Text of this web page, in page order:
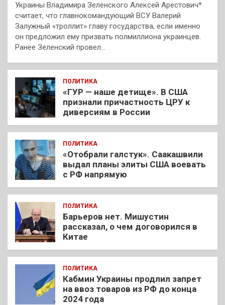
Украины Владимира Зеленского Алексей Арестович*
считает, что главнокомандующий ВСУ Валерий
Залужный «троллит» главу государства, если именно
он предложил ему призвать полмиллиона украинцев.
Ранее Зеленский провел…
ПОЛИТИКА
«ГУР — наше детище». В США
признали причастность ЦРУ к
диверсиям в России
ПОЛИТИКА
«Отобрали галстук». Саакашвили
выдал планы элиты США воевать
с РФ напрямую
ПОЛИТИКА
Барьеров нет. Мишустин
рассказал, о чем договорился в
Китае
ПОЛИТИКА
Кабмин Украины продлил запрет
на ввоз товаров из РФ до конца
2024 года